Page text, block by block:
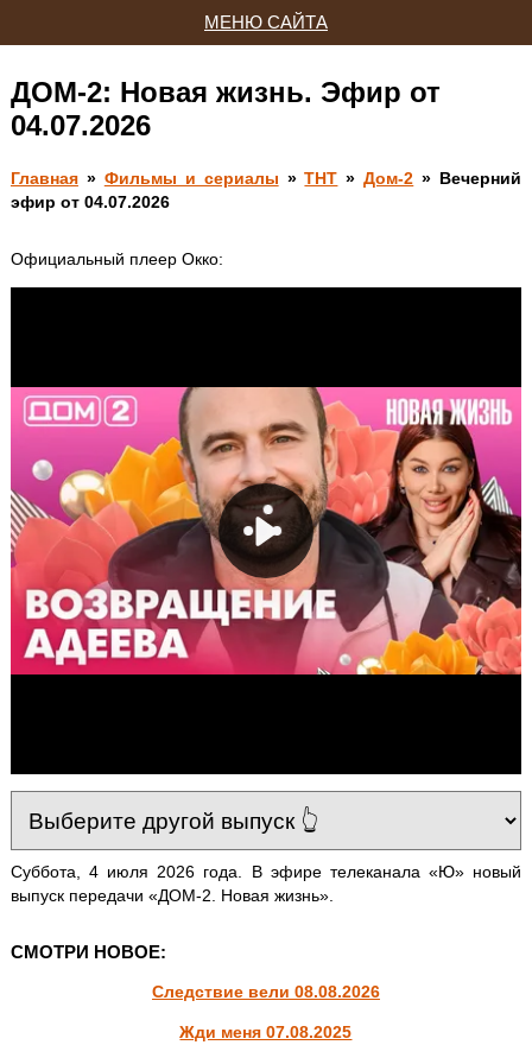
ДОМ-2: Новая жизнь. Эфир от
04.07.2026
Главная» Фильмы и сериалы »ТНТ »Дом-2 » Вечерний
эфир от 04.07.2026
Официальный плеер Окко:
Суббота, 4 июля 2026 года. В эфире телеканала «Ю» новый
выпуск передачи «ДОМ-2. Новая жизнь».
СМОТРИ НОВОЕ:
Следствие вели 08.08.2026
Жди меня 07.08.2025
МЕНЮ САЙТА